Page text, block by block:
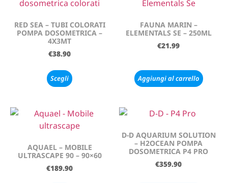
RED SEA – TUBI COLORATI
POMPA DOSOMETRICA –
4X3MT
€38.90
Scegli
FAUNA MARIN –
ELEMENTALS SE – 250ML
€21.99
Aggiungi al carrello
AQUAEL – MOBILE
ULTRASCAPE 90 – 90×60
€189.90
D-D AQUARIUM SOLUTION
– H2OCEAN POMPA
DOSOMETRICA P4 PRO
€359.90